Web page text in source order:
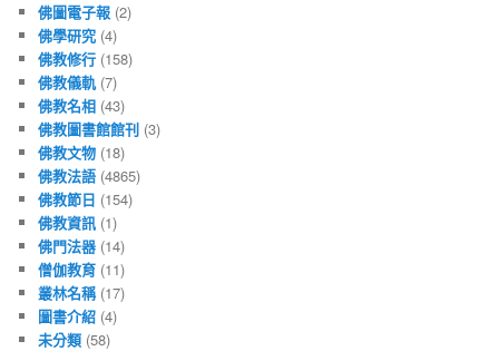
佛圖電子報 (2)
佛學研究 (4)
佛教修行 (158)
佛教儀軌(7)
佛教名相 (43)
佛教圖書館館刊 (3)
佛教文物 (18)
佛教法語 (4865)
佛教節日 (154)
佛教資訊 (1)
佛門法器 (14)
僧伽教育 (11)
叢林名稱(17)
圖書介紹 (4)
未分類 (58)